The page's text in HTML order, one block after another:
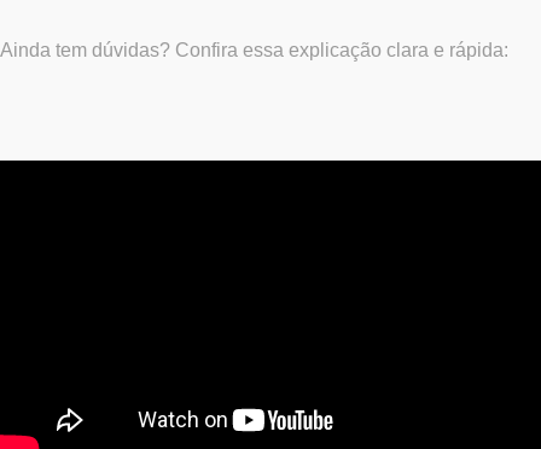
Ainda tem dúvidas? Confira essa explicação clara e rápida: